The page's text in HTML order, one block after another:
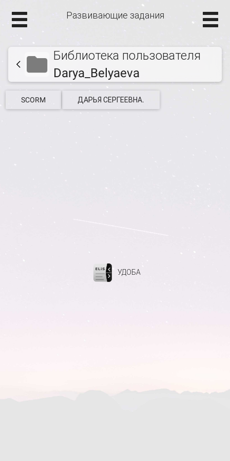
Развивающие задания
Библиотека пользователя
Darya_Belyaeva
SCORM ДАРЬЯ СЕРГЕЕВНА.
УДОБА